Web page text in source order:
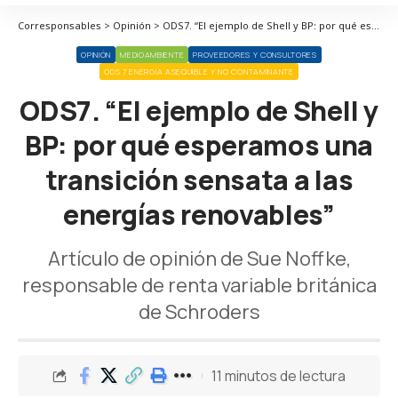
Corresponsables > Opinión > ODS7. “El ejemplo de Shell y BP: por qué esperamos una transición sensata a las energías renovables”
OPINIÓN MEDIOAMBIENTE
PROVEEDORES Y CONSULTORES
ODS 7 ENERGÍA ASEQUIBLE Y NO CONTAMINANTE
ODS7. “El ejemplo de Shell y
BP: por qué esperamos una
transición sensata a las
energías renovables”
Artículo de opinión de Sue Noffke,
responsable de renta variable británica
de Schroders
11 minutos de lectura